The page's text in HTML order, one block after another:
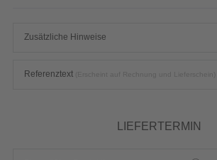
Zusätzliche Hinweise
Referenztext
LIEFERTERMIN